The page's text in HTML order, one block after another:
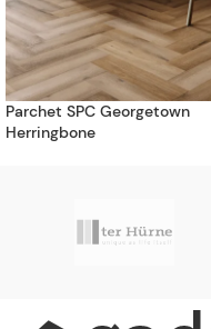
Parchet SPC Georgetown
Herringbone